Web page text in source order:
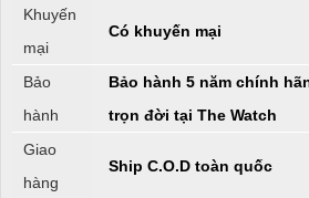
Khuyến
mại
Có khuyến mại
Bảo
hành
Bảo hành 5 năm chính
trọn đời tại The Watch
Giao
hàng
Ship C.O.D toàn quốc